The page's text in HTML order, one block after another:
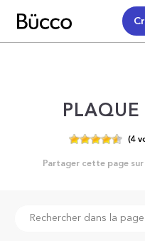
PLAQUE
(4
Partager cette page sur